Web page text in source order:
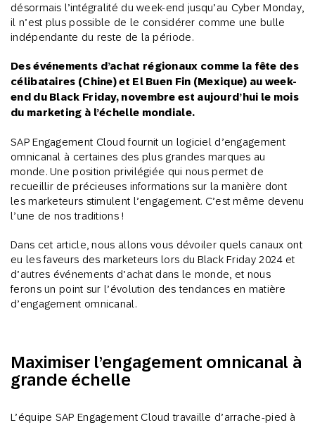
désormais l’intégralité du week-end jusqu’au Cyber Monday,
il n’est plus possible de le considérer comme une bulle
indépendante du reste de la période.
Des événements d’achat régionaux comme la fête des
célibataires (Chine) et El Buen Fin (Mexique) au week-
end du Black Friday, novembre est aujourd’hui le mois
du marketing à l’échelle mondiale.
SAP Engagement Cloud fournit un logiciel d’engagement
omnicanal à certaines des plus grandes marques au
monde. Une position privilégiée qui nous permet de
recueillir de précieuses informations sur la manière dont
les marketeurs stimulent l’engagement. C’est même devenu
l’une de nos traditions !
Dans cet article, nous allons vous dévoiler quels canaux ont
eu les faveurs des marketeurs lors du Black Friday 2024 et
d’autres événements d’achat dans le monde, et nous
ferons un point sur l’évolution des tendances en matière
d’engagement omnicanal.
Maximiser l’engagement omnicanal à
grande échelle
L’équipe SAP Engagement Cloud travaille d’arrache-pied à